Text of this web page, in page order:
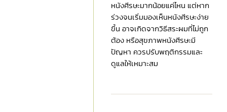
หนังศีรษะมากน้อยแค่ไหน แต่หาก
ร่วงจนเริ่มมองเห็นหนังศีรษะง่าย
ขึ้น อาจเกิดจากวิธีสระผมที่ไม่ถูก
ต้อง หรือสุขภาพหนังศีรษะมี
ปัญหา ควรปรับพฤติกรรมและ
ดูแลให้เหมาะสม